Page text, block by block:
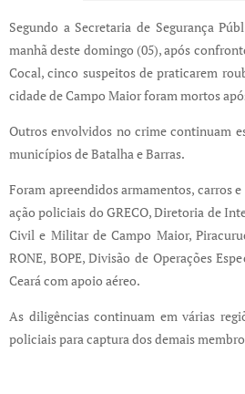
Segundo a Secretaria de Segurança
manhã deste domingo (05), após
Cocal, cinco suspeitos de praticarem
cidade de Campo Maior foram mortos
Outros envolvidos no crime continuam
municípios de Batalha e Barras.
Foram apreendidos armamentos, carros
ação policiais do GRECO, Diretoria de
Civil e Militar de Campo Maior,
RONE, BOPE, Divisão de Operações
Ceará com apoio aéreo.
As diligências continuam em várias
policiais para captura dos demais